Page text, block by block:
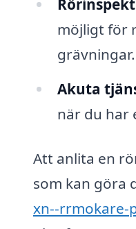
möjligt för
grävningar.
Akuta
när du har
Att anlita en
som kan göra
xn--rrmokare-